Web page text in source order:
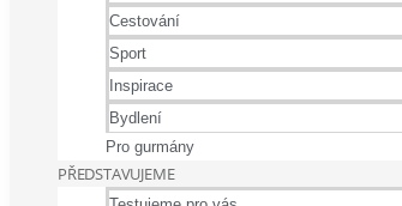
Cestování
Sport
Inspirace
Bydlení
Pro gurmány
PŘEDSTAVUJEME